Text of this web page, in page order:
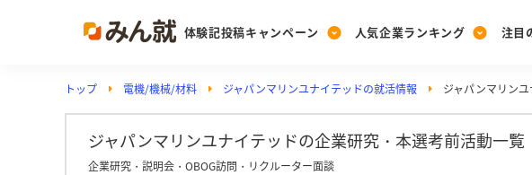
体験記投稿キャンペーン
Post
投稿する
[27卒]
人気企業ランキング
Ranking
ランキングを見る
みんな
注目
PickUp
注目の企業特集
トップ 電機/機械/材料 ジャパンマリンユナイテッドの就活情報 ジャパンマリン
ジャパンマリンユナイテッドの企業研究・本選考前活動一覧
企業研究・説明会・OBOG訪問・リクルーター面談